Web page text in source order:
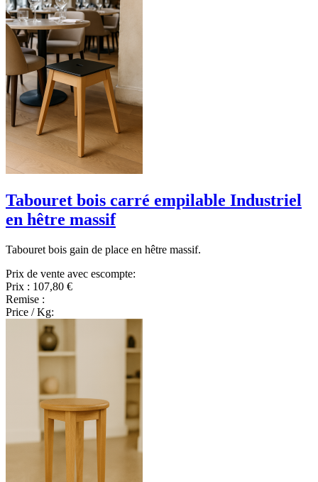
Tabouret bois carré empilable Industriel
en hêtre massif
Tabouret bois gain de place en hêtre massif.
Prix de vente avec escompte:
Prix : 107,80 €
Remise :
Price / Kg: